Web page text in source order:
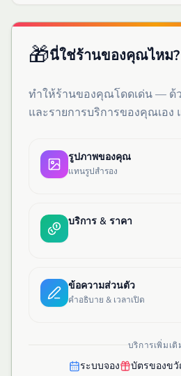
🎁นี่ใช่ร้านของคุณไหม?
ทำให้ร้านของคุณโดดเด่น — ด้
และรายการบริการของคุณเอ
รูปภาพของคุณ
แทนรูปสำรอง
บริการ & ราคา
ข้อความส่วนตัว
คำอธิบาย & เวลาเปิด
บริการเพิ่มเติ
ระบบจอง บัตรของข